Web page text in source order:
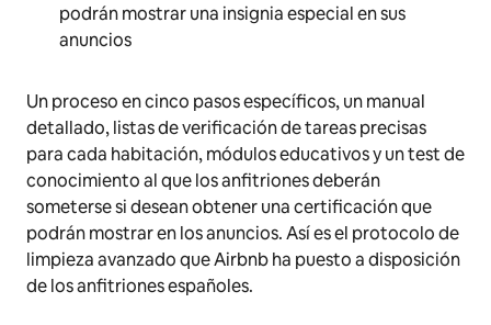
podrán mostrar una insignia especial en sus
anuncios
Un proceso en cinco pasos específicos, un manual
detallado, listas de verificación de tareas precisas
para cada habitación, módulos educativos y un test de
conocimiento al que los anfitriones deberán
someterse si desean obtener una certificación que
podrán mostrar en los anuncios. Así es el protocolo de
limpieza avanzado que Airbnb ha puesto a disposición
de los anfitriones españoles.